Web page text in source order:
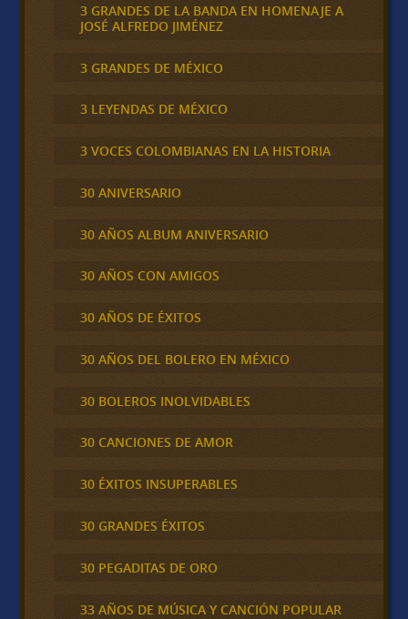
3 GRANDES DE LA BANDA EN HOMENAJE A
JOSÉ ALFREDO JIMÉNEZ
3 GRANDES DE MÉXICO
3 LEYENDAS DE MÉXICO
3 VOCES COLOMBIANAS EN LA HISTORIA
30 ANIVERSARIO
30 AÑOS ALBUM ANIVERSARIO
30 AÑOS CON AMIGOS
30 AÑOS DE ÉXITOS
30 AÑOS DEL BOLERO EN MÉXICO
30 BOLEROS INOLVIDABLES
30 CANCIONES DE AMOR
30 ÉXITOS INSUPERABLES
30 GRANDES ÉXITOS
30 PEGADITAS DE ORO
33 AÑOS DE MÚSICA Y CANCIÓN POPULAR